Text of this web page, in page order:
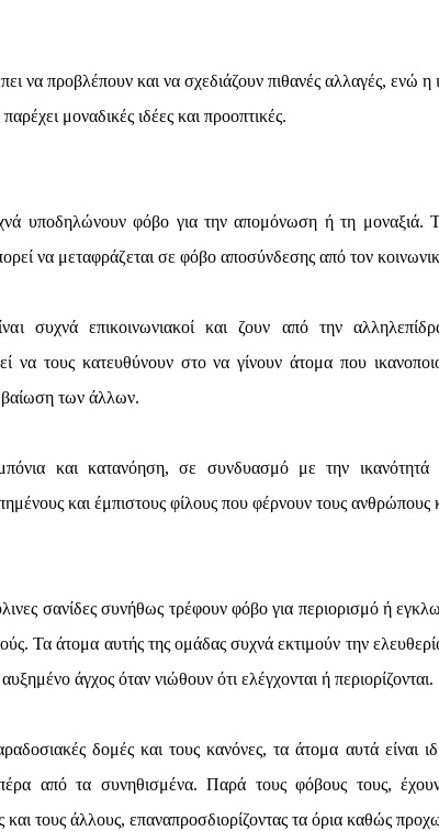
να προβλέπουν και να σχεδιάζουν πιθανές αλλαγές, ενώ
μοναδικές ιδέες και προοπτικές.
υποδηλώνουν φόβο για την απομόνωση ή τη μοναξιά.
να μεταφράζεται σε φόβο αποσύνδεσης από τον
συχνά επικοινωνιακοί και ζουν από την
να τους κατευθύνουν στο να γίνουν άτομα που
των άλλων.
και κατανόηση, σε συνδυασμό με την ικανότητά
και έμπιστους φίλους που φέρνουν τους ανθρώπους
σανίδες συνήθως τρέφουν φόβο για περιορισμό ή
Τα άτομα αυτής της ομάδας συχνά εκτιμούν την
άγχος όταν νιώθουν ότι ελέγχονται ή περιορίζονται.
δομές και τους κανόνες, τα άτομα αυτά είναι
από τα συνηθισμένα. Παρά τους φόβους τους,
και τους άλλους, επαναπροσδιορίζοντας τα όρια καθώς